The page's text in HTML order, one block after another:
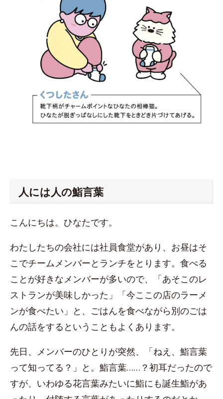
人には人の鮨言葉
こんにちは。ひなたです。
わたしたちの会社には社員食堂があり、お昼はそ
こでチームメンバーとランチをとります。食べる
ことが好きなメンバーが多いので、「あそこのレ
ストランが美味しかった」「今ここの店のラーメ
ンが食べたい」と、ごはんを食べながら別のごは
んの話をするということもよくあります。
先日、メンバーのひとりが突然、「ねえ、鮨言葉
って知ってる？」と。鮨言葉……？初耳だったので
すが、いわゆる花言葉みたいに鮨にも誕生鮨があ